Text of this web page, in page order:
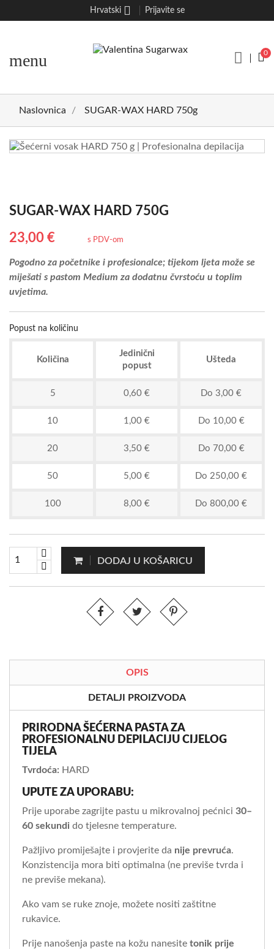
Hrvatski Prijavite se
menu 0
Naslovnica SUGAR-WAX HARD 750g
SUGAR-WAX HARD 750G
23,00 €
s PDV-om
Pogodno za početnike i profesionalce; tijekom ljeta može se
miješati s pastom Medium za dodatnu čvrstoću u toplim
uvjetima.
Popust na količinu
Količina
Jedinični
popust
Ušteda
5 0,60 € Do 3,00 €
10 1,00 € Do 10,00 €
20 3,50 € Do 70,00 €
50 5,00 € Do 250,00 €
100 8,00 € Do 800,00 €
DODAJ U KOŠARICU
OPIS
DETALJI PROIZVODA
PRIRODNA ŠEĆERNA PASTA ZA
PROFESIONALNU DEPILACIJU CIJELOG
TIJELA
Tvrdoća: HARD
UPUTE ZA UPORABU:
Prije uporabe zagrijte pastu u mikrovalnoj pećnici 30–
60 sekundi do tjelesne temperature.
Pažljivo promiješajte i provjerite da nije prevruća.
Konzistencija mora biti optimalna (ne previše tvrda i
ne previše mekana).
Ako vam se ruke znoje, možete nositi zaštitne
rukavice.
Prije nanošenja paste na kožu nanesite tonik prije